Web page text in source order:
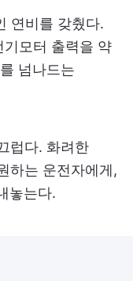
연비를 갖췄다.
모터 출력을 약
넘나드는
럽다. 화려한
하는 운전자에게,
놓는다.